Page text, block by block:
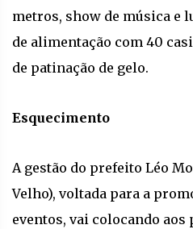
metros, show de música e
de alimentação com 40
de patinação de gelo.
Esquecimento
A gestão do prefeito Léo
Velho), voltada para a
eventos, vai colocando aos